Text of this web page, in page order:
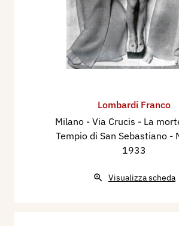
Lombardi Franco
Milano - Via Crucis - La
Tempio di San Sebastiano -
1933
Visualizza scheda